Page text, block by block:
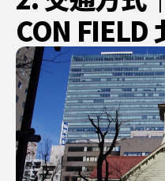
CON FIELD